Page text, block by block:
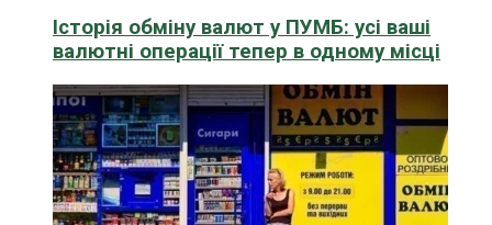
Історія обміну валют у ПУМБ: усі ваші
валютні операції тепер в одному місці